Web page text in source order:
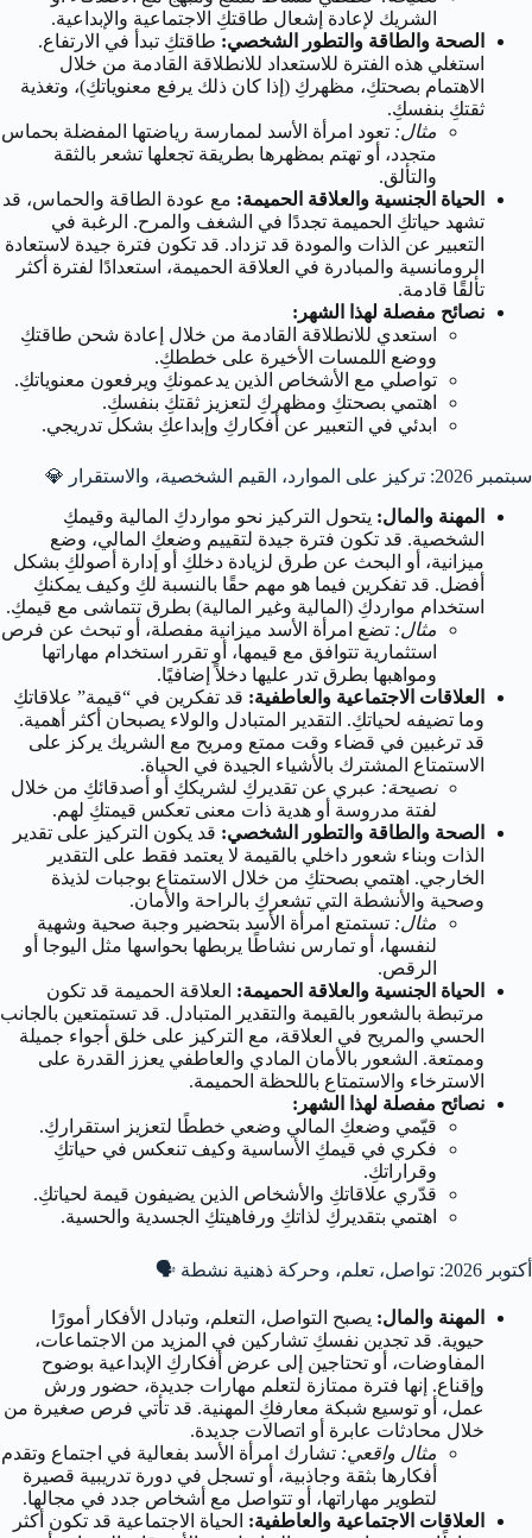
الشريك لإعادة إشعال طاقتكِ الاجتماعية والإبداعية.
الصحة والطاقة والتطور الشخصي: طاقتكِ تبدأ في الارتفاع.
استغلي هذه الفترة للاستعداد للانطلاقة القادمة من خلال
الاهتمام بصحتكِ، مظهركِ (إذا كان ذلك يرفع معنوياتكِ)، وتغذية
ثقتكِ بنفسكِ.
مثال: تعود امرأة الأسد لممارسة رياضتها المفضلة بحماس
متجدد، أو تهتم بمظهرها بطريقة تجعلها تشعر بالثقة
والتألق.
الحياة الجنسية والعلاقة الحميمة: مع عودة الطاقة والحماس، قد
تشهد حياتكِ الحميمة تجددًا في الشغف والمرح. الرغبة في
التعبير عن الذات والمودة قد تزداد. قد تكون فترة جيدة لاستعادة
الرومانسية والمبادرة في العلاقة الحميمة، استعدادًا لفترة أكثر
تألقًا قادمة.
نصائح مفصلة لهذا الشهر:
استعدي للانطلاقة القادمة من خلال إعادة شحن طاقتكِ
ووضع اللمسات الأخيرة على خططكِ.
تواصلي مع الأشخاص الذين يدعمونكِ ويرفعون معنوياتكِ.
اهتمي بصحتكِ ومظهركِ لتعزيز ثقتكِ بنفسكِ.
ابدئي في التعبير عن أفكاركِ وإبداعكِ بشكل تدريجي.
سبتمبر 2026: تركيز على الموارد، القيم الشخصية، والاستقرار 💎
المهنة والمال: يتحول التركيز نحو مواردكِ المالية وقيمكِ
الشخصية. قد تكون فترة جيدة لتقييم وضعكِ المالي، وضع
ميزانية، أو البحث عن طرق لزيادة دخلكِ أو إدارة أصولكِ بشكل
أفضل. قد تفكرين فيما هو مهم حقًا بالنسبة لكِ وكيف يمكنكِ
استخدام مواردكِ (المالية وغير المالية) بطرق تتماشى مع قيمكِ.
مثال: تضع امرأة الأسد ميزانية مفصلة، أو تبحث عن فرص
استثمارية تتوافق مع قيمها، أو تقرر استخدام مهاراتها
ومواهبها بطرق تدر عليها دخلاً إضافيًا.
العلاقات الاجتماعية والعاطفية: قد تفكرين في “قيمة” علاقاتكِ
وما تضيفه لحياتكِ. التقدير المتبادل والولاء يصبحان أكثر أهمية.
قد ترغبين في قضاء وقت ممتع ومريح مع الشريك يركز على
الاستمتاع المشترك بالأشياء الجيدة في الحياة.
نصيحة: عبري عن تقديركِ لشريككِ أو أصدقائكِ من خلال
لفتة مدروسة أو هدية ذات معنى تعكس قيمتكِ لهم.
الصحة والطاقة والتطور الشخصي: قد يكون التركيز على تقدير
الذات وبناء شعور داخلي بالقيمة لا يعتمد فقط على التقدير
الخارجي. اهتمي بصحتكِ من خلال الاستمتاع بوجبات لذيذة
وصحية والأنشطة التي تشعركِ بالراحة والأمان.
مثال: تستمتع امرأة الأسد بتحضير وجبة صحية وشهية
لنفسها، أو تمارس نشاطًا يربطها بحواسها مثل اليوجا أو
الرقص.
الحياة الجنسية والعلاقة الحميمة: العلاقة الحميمة قد تكون
مرتبطة بالشعور بالقيمة والتقدير المتبادل. قد تستمتعين بالجانب
الحسي والمريح في العلاقة، مع التركيز على خلق أجواء جميلة
وممتعة. الشعور بالأمان المادي والعاطفي يعزز القدرة على
الاسترخاء والاستمتاع باللحظة الحميمة.
نصائح مفصلة لهذا الشهر:
قيّمي وضعكِ المالي وضعي خططًا لتعزيز استقراركِ.
فكري في قيمكِ الأساسية وكيف تنعكس في حياتكِ
وقراراتكِ.
قدّري علاقاتكِ والأشخاص الذين يضيفون قيمة لحياتكِ.
اهتمي بتقديركِ لذاتكِ ورفاهيتكِ الجسدية والحسية.
أكتوبر 2026: تواصل، تعلم، وحركة ذهنية نشطة 🗣️
المهنة والمال: يصبح التواصل، التعلم، وتبادل الأفكار أمورًا
حيوية. قد تجدين نفسكِ تشاركين في المزيد من الاجتماعات،
المفاوضات، أو تحتاجين إلى عرض أفكاركِ الإبداعية بوضوح
وإقناع. إنها فترة ممتازة لتعلم مهارات جديدة، حضور ورش
عمل، أو توسيع شبكة معارفكِ المهنية. قد تأتي فرص صغيرة من
خلال محادثات عابرة أو اتصالات جديدة.
مثال واقعي: تشارك امرأة الأسد بفعالية في اجتماع وتقدم
أفكارها بثقة وجاذبية، أو تسجل في دورة تدريبية قصيرة
لتطوير مهاراتها، أو تتواصل مع أشخاص جدد في مجالها.
العلاقات الاجتماعية والعاطفية: الحياة الاجتماعية قد تكون أكثر